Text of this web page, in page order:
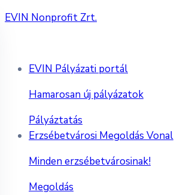
EVIN Nonprofit Zrt.
EVIN Pályázati portál
Hamarosan új pályázatok
Pályáztatás
Erzsébetvárosi Megoldás Vonal
Minden erzsébetvárosinak!
Megoldás